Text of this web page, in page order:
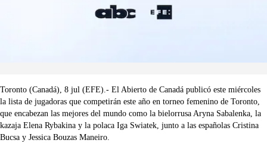
Toronto (Canadá), 8 jul (EFE).- El Abierto de Canadá publicó este miércoles
la lista de jugadoras que competirán este año en torneo femenino de Toronto,
que encabezan las mejores del mundo como la bielorrusa Aryna Sabalenka, la
kazaja Elena Rybakina y la polaca Iga Swiatek, junto a las españolas Cristina
Bucsa y Jessica Bouzas Maneiro.